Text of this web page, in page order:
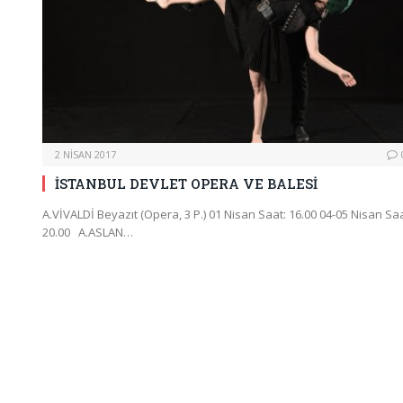
2 NISAN 2017
İSTANBUL DEVLET OPERA VE BALESİ
A.VİVALDİ Beyazıt (Opera, 3 P.) 01 Nisan Saat: 16.00 04-05 Nisan
20.00 A.ASLAN…